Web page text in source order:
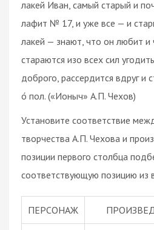
лакей Иван, самый старый и
лафит № 17, и уже все — и
лакей — знают, что он любит и
стараются изо всех сил
доброго, рассердится вдруг и
о́ пол. («Ионыч» А.П. Чехов)
Установите соответствие
творчества А.П. Чехова и
позиции первого столбца
соответствующую позицию из
ПЕРСОНАЖ